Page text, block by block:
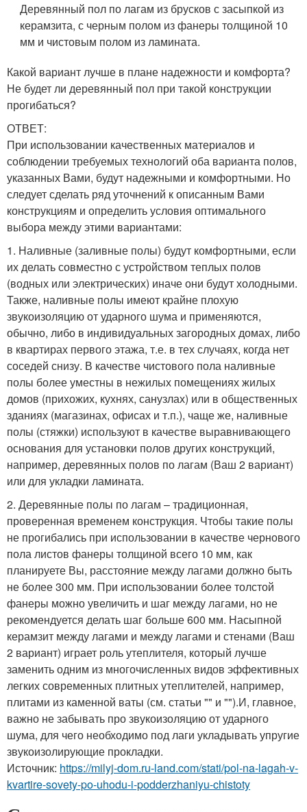
Деревянный пол по лагам из брусков с засыпкой из
керамзита, с черным полом из фанеры толщиной 10
мм и чистовым полом из ламината.
Какой вариант лучше в плане надежности и комфорта?
Не будет ли деревянный пол при такой конструкции
прогибаться?
ОТВЕТ:
При использовании качественных материалов и
соблюдении требуемых технологий оба варианта полов,
указанных Вами, будут надежными и комфортными. Но
следует сделать ряд уточнений к описанным Вами
конструкциям и определить условия оптимального
выбора между этими вариантами:
1. Наливные (заливные полы) будут комфортными, если
их делать совместно с устройством теплых полов
(водных или электрических) иначе они будут холодными.
Также, наливные полы имеют крайне плохую
звукоизоляцию от ударного шума и применяются,
обычно, либо в индивидуальных загородных домах, либо
в квартирах первого этажа, т.е. в тех случаях, когда нет
соседей снизу. В качестве чистового пола наливные
полы более уместны в нежилых помещениях жилых
домов (прихожих, кухнях, санузлах) или в общественных
зданиях (магазинах, офисах и т.п.), чаще же, наливные
полы (стяжки) используют в качестве выравнивающего
основания для установки полов других конструкций,
например, деревянных полов по лагам (Ваш 2 вариант)
или для укладки ламината.
2. Деревянные полы по лагам – традиционная,
проверенная временем конструкция. Чтобы такие полы
не прогибались при использовании в качестве чернового
пола листов фанеры толщиной всего 10 мм, как
планируете Вы, расстояние между лагами должно быть
не более 300 мм. При использовании более толстой
фанеры можно увеличить и шаг между лагами, но не
рекомендуется делать шаг больше 600 мм. Насыпной
керамзит между лагами и между лагами и стенами (Ваш
2 вариант) играет роль утеплителя, который лучше
заменить одним из многочисленных видов эффективных
легких современных плитных утеплителей, например,
плитами из каменной ваты (см. статьи "" и "").И, главное,
важно не забывать про звукоизоляцию от ударного
шума, для чего необходимо под лаги укладывать упругие
звукоизолирующие прокладки.
Источник: https://milyj-dom.ru-land.com/stati/pol-na-lagah-v-
kvartire-sovety-po-uhodu-i-podderzhaniyu-chistoty